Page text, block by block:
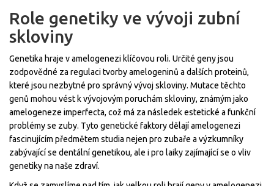
Role genetiky ve vývoji zubní
skloviny
Genetika hraje v amelogenezi klíčovou roli. Určité geny jsou
zodpovědné za regulaci tvorby amelogeninů a dalších proteinů,
které jsou nezbytné pro správný vývoj skloviny. Mutace těchto
genů mohou vést k vývojovým poruchám skloviny, známým jako
amelogeneze imperfecta, což má za následek estetické a funkční
problémy se zuby. Tyto genetické faktory dělají amelogenezi
fascinujícím předmětem studia nejen pro zubaře a výzkumníky
zabývající se dentální genetikou, ale i pro laiky zajímající se o vliv
genetiky na naše zdraví.